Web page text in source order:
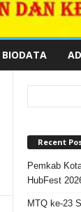
BIODATA
Recent
Pemkab
HubFest
MTQ ke-23